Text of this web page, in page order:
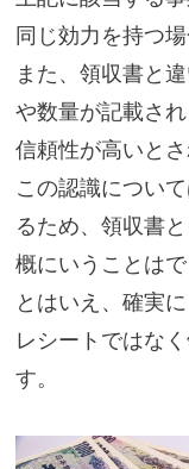
同じ効力を持つ場
また、領収書と
や数量が記載さ
信頼性が高いと
この認識につい
るため、領収書
概にいうことはで
とはいえ、確実
レシートではな
す。